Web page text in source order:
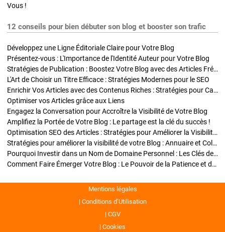
Vous !
12 conseils pour bien débuter son blog et booster son trafic
Développez une Ligne Éditoriale Claire pour Votre Blog
Présentez-vous : L'Importance de l'Identité Auteur pour Votre Blog
Stratégies de Publication : Boostez Votre Blog avec des Articles Fréquents et Exclusifs
L'Art de Choisir un Titre Efficace : Stratégies Modernes pour le SEO
Enrichir Vos Articles avec des Contenus Riches : Stratégies pour Captiver et Optimiser
Optimiser vos Articles grâce aux Liens
Engagez la Conversation pour Accroître la Visibilité de Votre Blog
Amplifiez la Portée de Votre Blog : Le partage est la clé du succès !
Optimisation SEO des Articles : Stratégies pour Améliorer la Visibilité de Votre Blog
Stratégies pour améliorer la visibilité de votre Blog : Annuaire et Collaborations
Pourquoi Investir dans un Nom de Domaine Personnel : Les Clés de la Réussite de Votre Blog
Comment Faire Émerger Votre Blog : Le Pouvoir de la Patience et de la Persévérance
Mentions légales
Conditions d’Utilisation
CGV
Cookies